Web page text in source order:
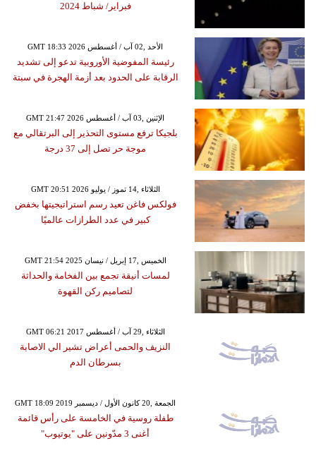
فبراير/ شباط 2024
GMT 18:33 2026 الأحد ,02 آب / أغسطس
رئيسة المفوضية الأوروبية تدعو إلى تشديد
الرقابة على الحدود بعد أزمة الهجرة في سبتة
GMT 21:47 2026 الإثنين ,03 آب / أغسطس
بلجيكا ترفع مستوى التحذير إلى البرتقالي مع
موجة حر تصل إلى 37 درجة
GMT 20:51 2026 الثلاثاء ,14 تموز / يوليو
فولكس فاغن تعيد رسم استراتيجيتها بخفض
كبير في عدد الطرازات عالميًا
GMT 21:54 2025 الخميس ,17 إبريل / نيسان
لمسات أنيقة تجمع بين الفخامة والحداثة
لتصاميم ركن القهوة
GMT 06:21 2017 الثلاثاء ,29 آب / أغسطس
النزيف والحمى أعراض تشير الي الاصابة
بسرطان الدم
GMT 18:09 2019 الجمعة ,20 كانون الأول / ديسمبر
طفلة روسية في الخامسة على رأس قائمة
أغنى 3 مدّونين على "يوتيوب"